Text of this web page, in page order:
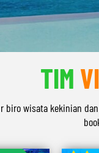
TIM
wisata kekinian